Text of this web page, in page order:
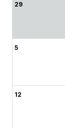
29
5
12